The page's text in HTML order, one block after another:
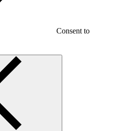
Consent to